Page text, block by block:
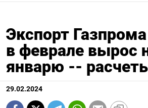
Экспорт
в феврале вырос
январю --
29.02.2024